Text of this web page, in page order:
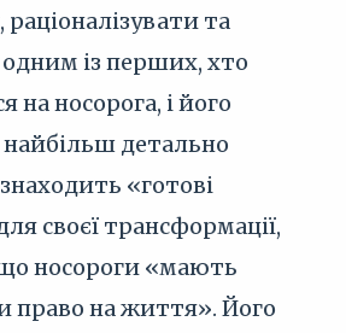
та
одним із перших, хто
на носорога, і його
детально
«готові
своєї трансформації,
носороги «мають
право на життя». Його